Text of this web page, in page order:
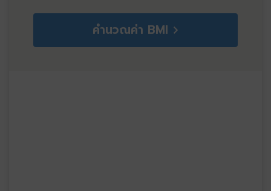
คำนวณค่า BMI